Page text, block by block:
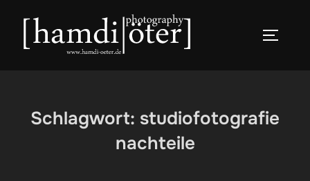
springen
Schlagwort: studiofotografie
nachteile